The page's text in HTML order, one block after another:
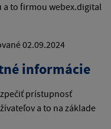
a to firmou webex.digital
02.09.2024
informácie
prístupnosť
a to na základe